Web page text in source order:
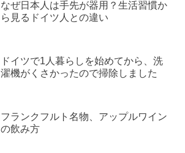
なぜ日本人は手先が器用？生活習慣か
ら見るドイツ人との違い
ドイツで1人暮らしを始めてから、洗
濯機がくさかったので掃除しました
フランクフルト名物、アップルワイン
の飲み方